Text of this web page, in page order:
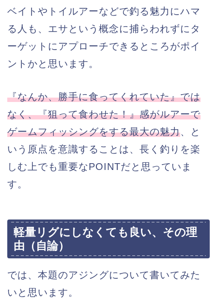
ベイトやトイルアーなどで釣る魅力にハマ
る人も、エサという概念に捕らわれずにタ
ーゲットにアプローチできるところがポイ
ントかと思います。
『なんか、勝手に食ってくれていた』では
なく、『狙って食わせた！』感がルアーで
ゲームフィッシングをする最大の魅力、と
いう原点を意識することは、長く釣りを楽
しむ上でも重要なPOINTだと思っていま
す。
軽量リグにしなくても良い、その理
由（自論）
では、本題のアジングについて書いてみた
いと思います。